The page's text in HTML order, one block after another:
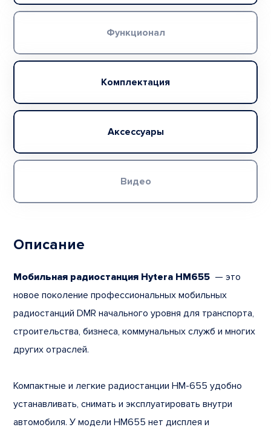
Функционал
Комплектация
Аксессуары
Видео
Описание
Мобильная радиостанция Hytera HM655 — это
новое поколение профессиональных мобильных
радиостанций DMR начального уровня для транспорта,
строительства, бизнеса, коммунальных служб и многих
других отраслей.
Компактные и легкие радиостанции HM-655 удобно
устанавливать, снимать и эксплуатировать внутри
автомобиля. У модели HM655 нет дисплея и